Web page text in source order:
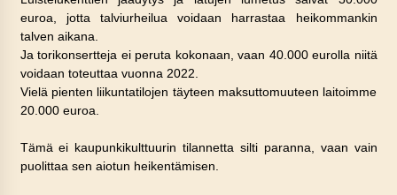
euroa, jotta talviurheilua voidaan harrastaa heikommankin
talven aikana.
Ja torikonsertteja ei peruta kokonaan, vaan 40.000 eurolla niitä
voidaan toteuttaa vuonna 2022.
Vielä pienten liikuntatilojen täyteen maksuttomuuteen laitoimme
20.000 euroa.
Tämä ei kaupunkikulttuurin tilannetta silti paranna, vaan vain
puolittaa sen aiotun heikentämisen.